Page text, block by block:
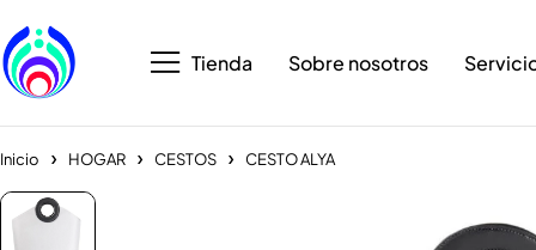
Tienda Sobre nosotros
Inicio HOGAR CESTOS CESTO ALYA